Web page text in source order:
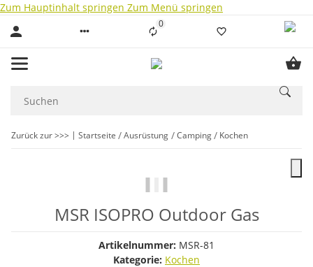
Zum Hauptinhalt springen Zum Menü springen
0Liste ist leer
Zurück zur >>> Startseite Ausrüstung Camping Kochen
MSR ISOPRO Outdoor Gas
Artikelnummer: MSR-81
Kategorie: Kochen